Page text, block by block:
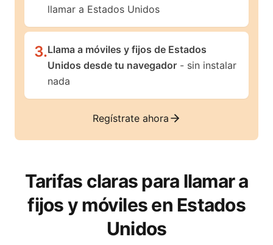
llamar a Estados Unidos
3.Llama a móviles y fijos de Estados
Unidos desde tu navegador - sin instalar
nada
Regístrate ahora
Tarifas claras para llamar a
fijos y móviles en Estados
Unidos